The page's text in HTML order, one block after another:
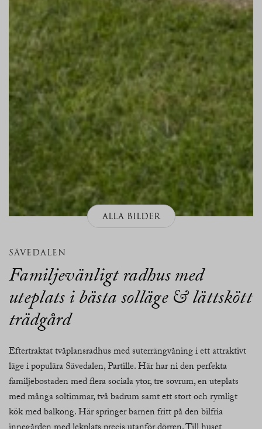
ALLA BILDER
SÄVEDALEN
Familjevänligt radhus med
uteplats i bästa solläge & lättskött
trädgård
Eftertraktat tvåplansradhus med suterrängvåning i ett attraktivt
läge i populära Sävedalen, Partille. Här har ni den perfekta
familjebostaden med flera sociala ytor, tre sovrum, en uteplats
med många soltimmar, två badrum samt ett stort och rymligt
kök med balkong. Här springer barnen fritt på den bilfria